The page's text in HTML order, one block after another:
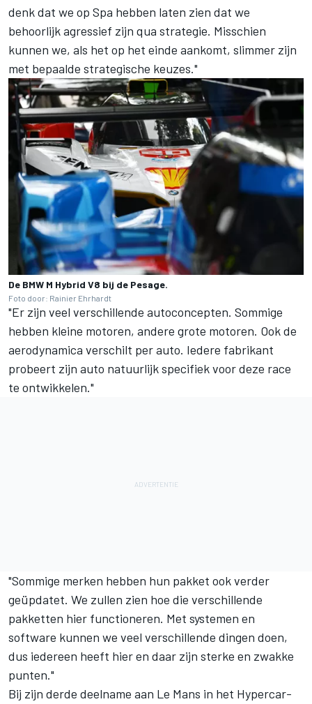
denk dat we op Spa hebben laten zien dat we
behoorlijk agressief zijn qua strategie. Misschien
kunnen we, als het op het einde aankomt, slimmer zijn
met bepaalde strategische keuzes."
De BMW M Hybrid V8 bij de Pesage.
Foto door: Rainier Ehrhardt
"Er zijn veel verschillende autoconcepten. Sommige
hebben kleine motoren, andere grote motoren. Ook de
aerodynamica verschilt per auto. Iedere fabrikant
probeert zijn auto natuurlijk specifiek voor deze race
te ontwikkelen."
"Sommige merken hebben hun pakket ook verder
geüpdatet. We zullen zien hoe die verschillende
pakketten hier functioneren. Met systemen en
software kunnen we veel verschillende dingen doen,
dus iedereen heeft hier en daar zijn sterke en zwakke
punten."
Bij zijn derde deelname aan Le Mans in het Hypercar-